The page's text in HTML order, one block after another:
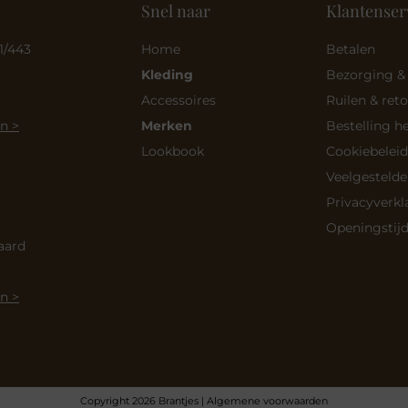
443
>
>
Snel naar
Home
Kleding
Accessoires
Merken
Lookbook
Betalen
Bezorging
Ruilen &
Bestelling
Copyright 2026 Brantjes | Algemene voorwaarden